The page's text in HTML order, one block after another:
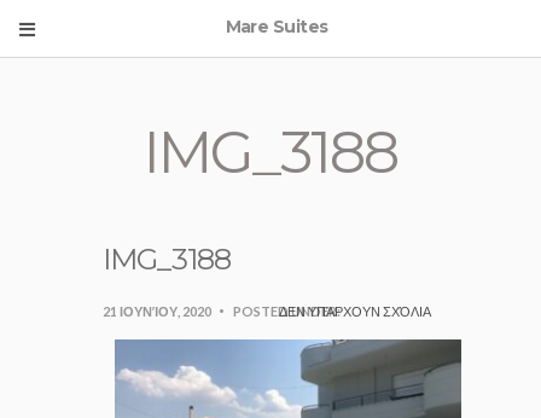
Mare Suites
IMG_3188
IMG_3188
21 ΙΟΥΝΊΟΥ, 2020 POSTED UNDER:
ΔΕΝ ΥΠΆΡΧΟΥΝ ΣΧΌΛΙΑ